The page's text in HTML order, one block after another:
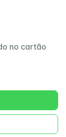
no cartão